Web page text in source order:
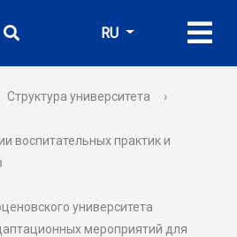
RU
Структура университета
›
воспитательных практик и
университета
мероприятий для